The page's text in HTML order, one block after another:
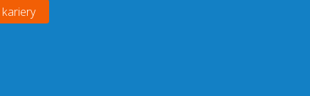
kariery